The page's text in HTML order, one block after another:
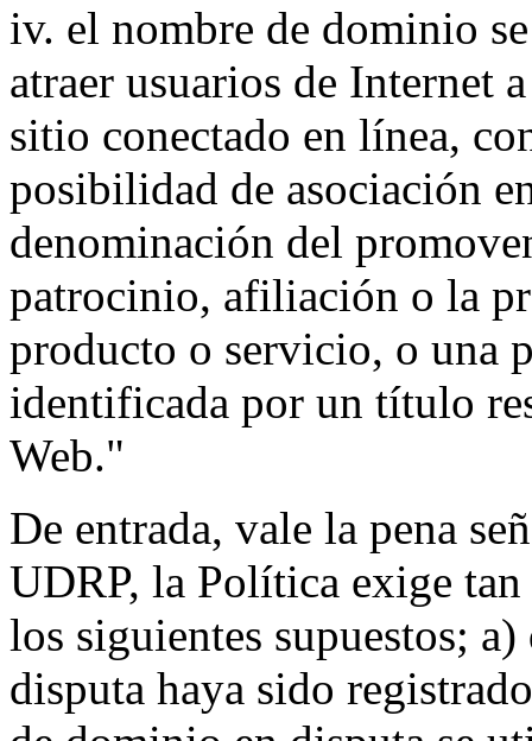
iv. el nombre de dominio
atraer usuarios de Internet
sitio conectado en línea,
posibilidad de asociación
denominación del
patrocinio, afiliación o la
producto o servicio, o una
identificada por un título
Web."
De entrada, vale la pena
UDRP, la Política exige
los siguientes supuestos;
disputa haya sido